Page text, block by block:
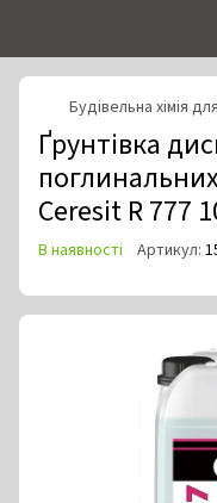
Будівельна хімія
Ґрунтівка
Ceresit R 777
В наявності Артикул: